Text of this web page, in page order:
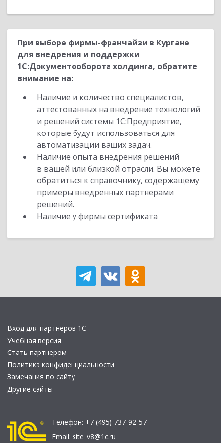
При выборе фирмы-франчайзи в Кургане
для внедрения и поддержки
1С:Документооборота холдинга, обратите
внимание на:
Наличие и количество специалистов,
аттестованных на внедрение технологий
и решений системы 1С:Предприятие,
которые будут использоваться для
автоматизации ваших задач.
Наличие опыта внедрения решений
в вашей или близкой отрасли. Вы можете
обратиться к справочнику, содержащему
примеры внедренных партнерами
решений.
Наличие у фирмы сертификата
Вход для партнеров 1С
Учебная версия
Стать партнером
Политика конфиденциальности
Замечания по сайту
Другие сайты
Телефон: +7 (495) 737-92-57
Email: site_v8@1c.ru